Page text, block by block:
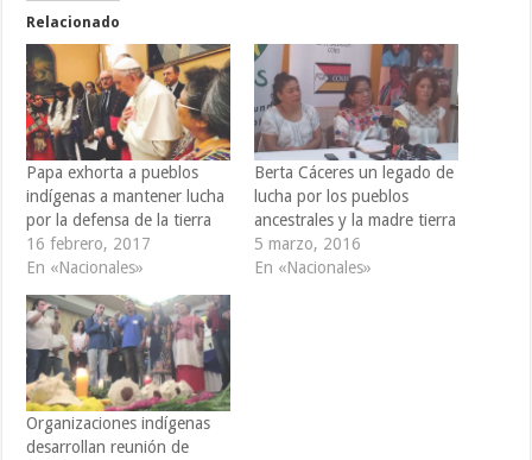
Relacionado
Papa exhorta a pueblos
indígenas a mantener lucha
por la defensa de la tierra
16 febrero, 2017
En «Nacionales»
Berta Cáceres un legado de
lucha por los pueblos
ancestrales y la madre tierra
5 marzo, 2016
En «Nacionales»
Organizaciones indígenas
desarrollan reunión de